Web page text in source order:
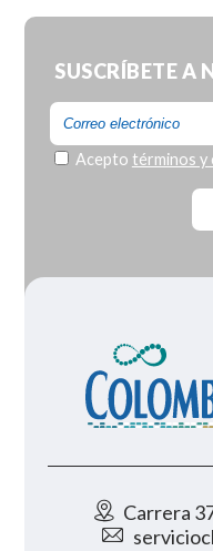
SUSCRÍBETE A
Acepto términos y
Carrera